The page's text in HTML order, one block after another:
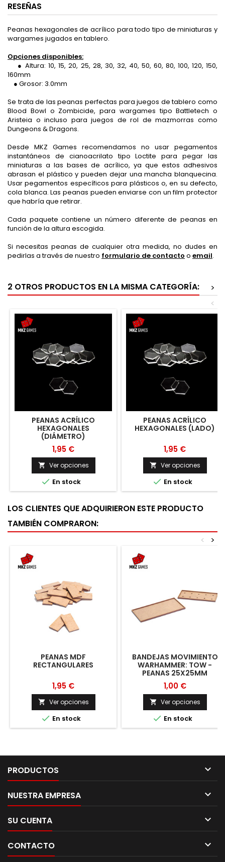
RESEÑAS
Peanas hexagonales de acrílico para todo tipo de miniaturas y
wargames jugados en tablero.
Opciones disponibles:
● Altura: 10, 15, 20, 25, 28, 30, 32, 40, 50, 60, 80, 100, 120, 150,
160mm
● Grosor: 3.0mm
Se trata de las peanas perfectas para juegos de tablero como
Blood Bowl o Zombicide, para wargames tipo Battletech o
Aristeia o incluso para juegos de rol de mazmorras como
Dungeons & Dragons.
Desde MKZ Games recomendamos no usar pegamentos
instantáneos de cianoacrilato tipo Loctite para pegar las
miniaturas a las bases de acrílico, ya que estos adhesivos
abrasan el plástico y pueden dejar una mancha blanquecina.
Usar pegamentos específicos para plásticos o, en su defecto,
cola blanca. Las peanas pueden enviarse con un film protector
que habría que retirar.
Cada paquete contiene un número diferente de peanas en
función de la altura escogida.
Si necesitas peanas de cualquier otra medida, no dudes en
pedirlas a través de nuestro formulario de contacto o email.
2 OTROS PRODUCTOS EN LA MISMA CATEGORÍA:
>
<
PEANAS ACRÍLICO
HEXAGONALES
(DIÁMETRO)
1,95 €
 Ver opciones
 En stock
PEANAS ACRÍLICO
HEXAGONALES (LADO)
1,95 €
 Ver opciones
 En stock
LOS CLIENTES QUE ADQUIRIERON ESTE PRODUCTO
TAMBIÉN COMPRARON:
>
<
PEANAS MDF
RECTANGULARES
1,95 €
 Ver opciones
 En stock
BANDEJAS MOVIMIENTO
WARHAMMER: TOW -
PEANAS 25X25MM
1,00 €
 Ver opciones
 En stock
PRODUCTOS 
NUESTRA EMPRESA 
SU CUENTA 
CONTACTO 